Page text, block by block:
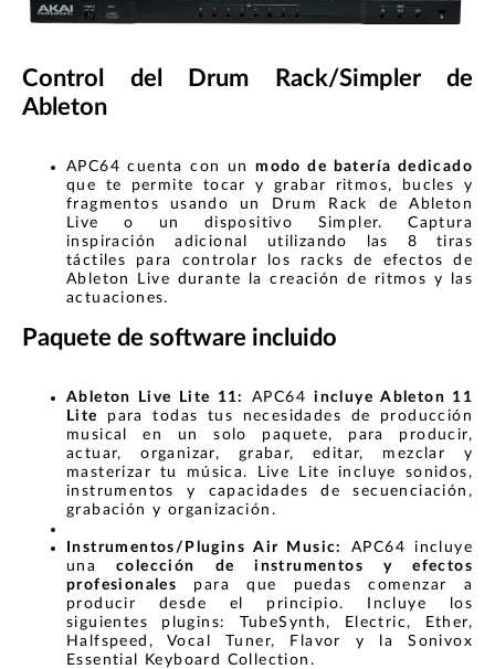
Control del Drum Rack/Simpler de
Ableton
APC64 cuenta con unmodo de batería dedicado
que te permite tocar y grabar ritmos, bucles y
fragmentos usando un Drum Rack de Ableton
Live o un dispositivo Simpler. Captura
inspiración adicional utilizando las 8 tiras
táctiles para controlar los racks de efectos de
Ableton Live durante la creación de ritmos y las
actuaciones.
Paquete de software incluido
Ableton Live Lite 11: APC64incluye Ableton 11
Lite
para todas tus necesidades de producción
musical en un solo paquete, para producir,
actuar, organizar, grabar, editar, mezclar y
masterizar tu música. Live Lite incluye sonidos,
instrumentos y capacidades de secuenciación,
grabación y organización.
Instrumentos/Plugins Air Music:
APC64 incluye
una
colección de instrumentos y efectos
profesionales para que puedas comenzar a
producir desde el principio. Incluye los
siguientes plugins: TubeSynth, Electric, Ether,
Halfspeed, Vocal Tuner, Flavor y la Sonivox
Essential Keyboard Collection.